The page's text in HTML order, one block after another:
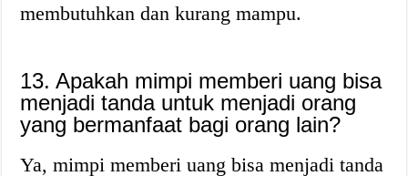
membutuhkan dan kurang mampu.
13. Apakah mimpi memberi uang bisa
menjadi tanda untuk menjadi orang
yang bermanfaat bagi orang lain?
Ya, mimpi memberi uang bisa menjadi tanda